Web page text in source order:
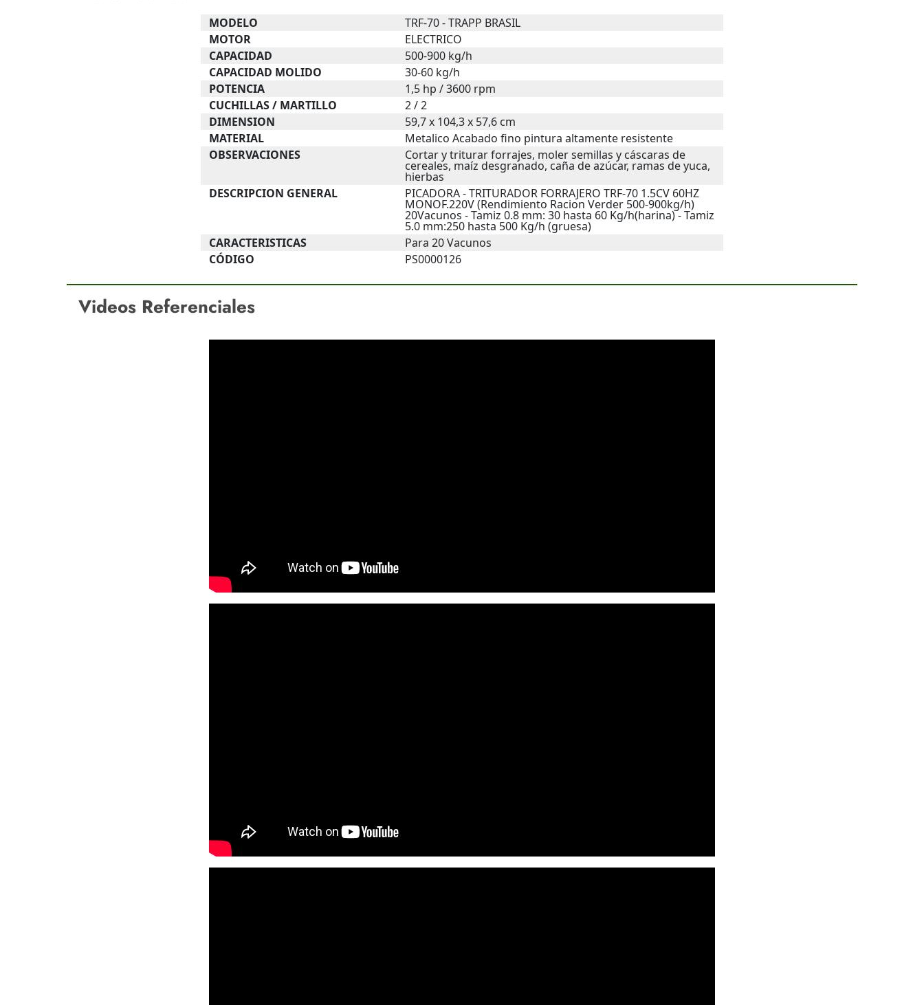
MODELO
TRF-70 - TRAPP BRASIL
MOTOR
ELECTRICO
CAPACIDAD
500-900 kg/h
CAPACIDAD MOLIDO
30-60 kg/h
POTENCIA
1,5 hp / 3600 rpm
CUCHILLAS / MARTILLO
2 / 2
DIMENSION
59,7 x 104,3 x 57,6 cm
MATERIAL
Metalico Acabado fino pintura altamente resistente
OBSERVACIONES
Cortar y triturar forrajes, moler semillas y cáscaras de
cereales, maíz desgranado, caña de azúcar, ramas de yuca,
hierbas
DESCRIPCION GENERAL
PICADORA - TRITURADOR FORRAJERO TRF-70 1.5CV 60HZ
MONOF.220V (Rendimiento Racion Verder 500-900kg/h)
20Vacunos - Tamiz 0.8 mm: 30 hasta 60 Kg/h(harina) - Tamiz
5.0 mm:250 hasta 500 Kg/h (gruesa)
CARACTERISTICAS
Para 20 Vacunos
CÓDIGO
PS0000126
Videos Referenciales